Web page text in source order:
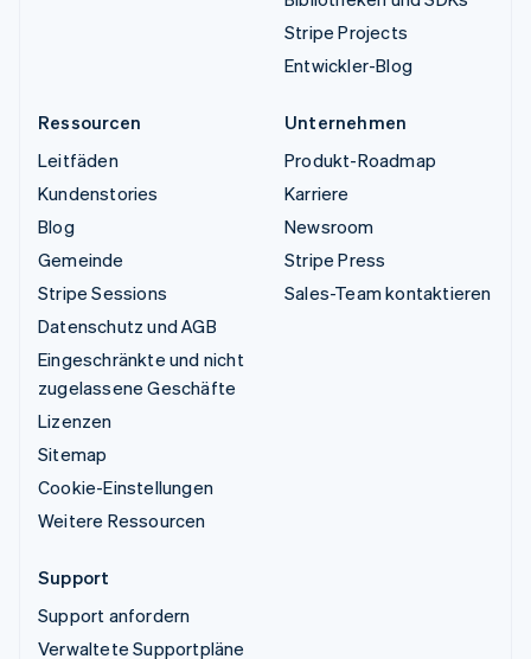
Stripe Projects
Entwickler-Blog
Ressourcen
Leitfäden
Kundenstories
Blog
Gemeinde
Stripe Sessions
Datenschutz und AGB
Eingeschränkte und nicht
zugelassene Geschäfte
Lizenzen
Sitemap
Cookie-Einstellungen
Weitere Ressourcen
Unternehmen
Produkt-Roadmap
Karriere
Newsroom
Stripe Press
Sales-Team kontaktieren
Support
Support anfordern
Verwaltete Supportpläne